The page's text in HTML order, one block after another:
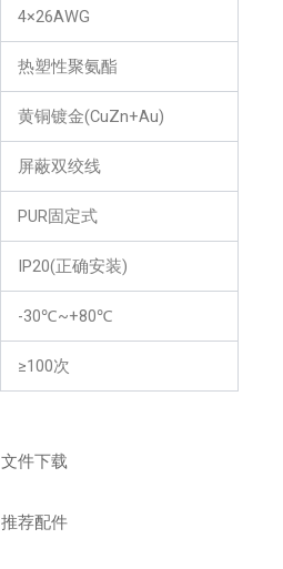
文件下载
推荐配件
4×26AWG
热塑性聚氨酯
黄铜镀金(CuZn+Au)
屏蔽双绞线
PUR固定式
IP20(正确安装)
-30℃~+80℃
≥100次